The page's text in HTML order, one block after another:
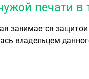
печати в
занимается защитой
ведома. Могут ли в
на персонаж брелка